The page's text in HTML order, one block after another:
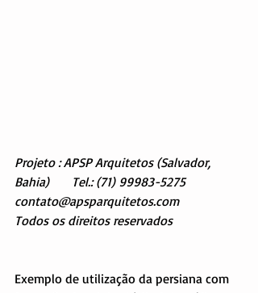
Projeto : APSP Arquitetos (Salvador,
Bahia)       Tel.: (71) 99983-5275
contato@apsparquitetos.com
Todos os direitos reservados
Exemplo de utilização da persiana com